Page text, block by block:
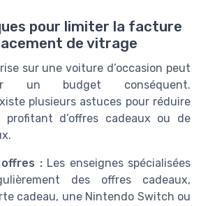
pour limiter la facture
de vitrage
sur une voiture d’occasion peut
un budget conséquent.
plusieurs astuces pour réduire
d’offres cadeaux ou de
:Les enseignes spécialisées
des offres cadeaux,
cadeau, une Nintendo Switch ou